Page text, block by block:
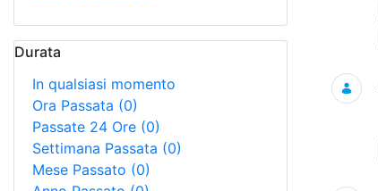
Durata
In qualsiasi momento
Ora Passata (0)
Passate 24 Ore (0)
Settimana Passata (0)
Mese Passato (0)